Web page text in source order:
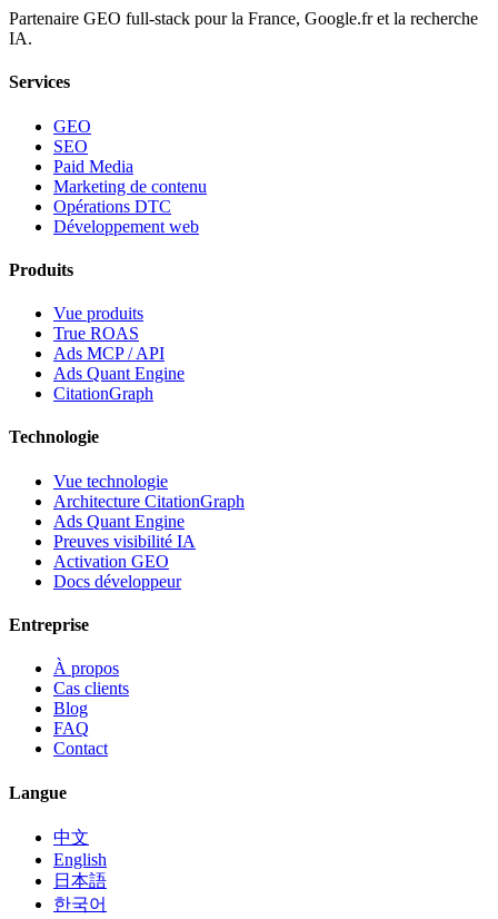
Partenaire GEO full-stack pour la France, Google.fr et la recherche
IA.
Services
GEO
SEO
Paid Media
Marketing de contenu
Opérations DTC
Développement web
Produits
Vue produits
True ROAS
Ads MCP / API
Ads Quant Engine
CitationGraph
Technologie
Vue technologie
Architecture CitationGraph
Ads Quant Engine
Preuves visibilité IA
Activation GEO
Docs développeur
Entreprise
À propos
Cas clients
Blog
FAQ
Contact
Langue
中文
English
日本語
한국어